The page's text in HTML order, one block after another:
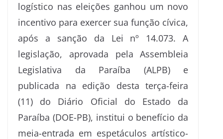
logístico nas eleições ganhou um novo
incentivo para exercer sua função cívica,
após a sanção da Lei nº 14.073. A
legislação, aprovada pela Assembleia
Legislativa da Paraíba (ALPB) e
publicada na edição desta terça-feira
(11) do Diário Oficial do Estado da
Paraíba (DOE-PB), institui o benefício da
meia-entrada em espetáculos artístico-